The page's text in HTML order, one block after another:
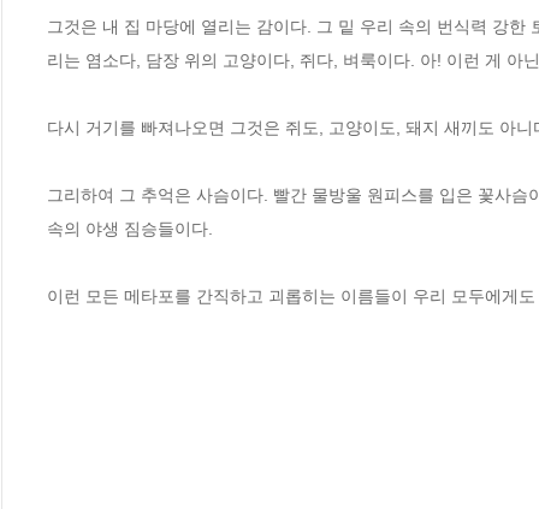
그것은 내 집 마당에 열리는 감이다. 그 밑 우리 속의 번식력 강
리는 염소다, 담장 위의 고양이다, 쥐다, 벼룩이다. 아! 이런 게
다시 거기를 빠져나오면 그것은 쥐도, 고양이도, 돼지 새끼도 아
그리하여 그 추억은 사슴이다. 빨간 물방울 원피스를 입은 꽃사
속의 야생 짐승들이다.
이런 모든 메타포를 간직하고 괴롭히는 이름들이 우리 모두에게